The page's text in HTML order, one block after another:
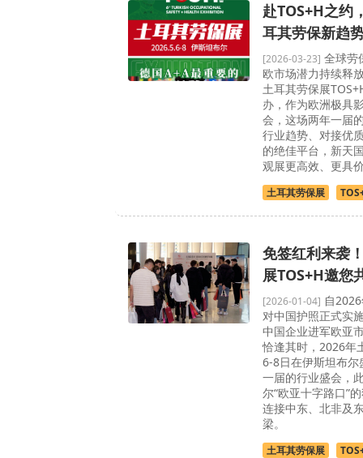
赴TOS+H之约
耳其劳保新趋
[2026-03-23] 全球劳
欧市场潜力持续释
土耳其劳保展
办，作为欧洲极具
会，这场两年一届
行业趋势、对接优
的绝佳平台，新天
观展更高效、更具
土耳其劳保展
免签红利来袭
展TOS+H邀您
[2026-01-04] 自
对中国护照正式实
中国企业进军欧亚
恰逢其时，2026年
6-8日在伊斯坦布
一届的行业盛会，
尔“欧亚十字路口”
连接中东、北非及
梁。
土耳其劳保展